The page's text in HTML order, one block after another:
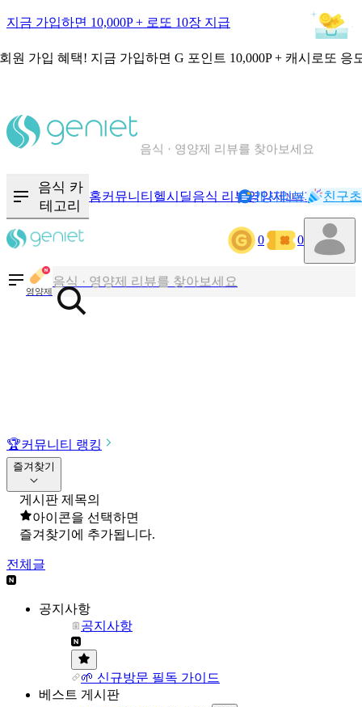
지금 가입하면 10,000P + 로또 10장 지급
원 가입 혜택! 지금 가입하면 G 포인트 10,000P + 캐시로또 응
칼로리와 영양성분을 검색해보세요
음식 카
테고리
홈커뮤니티 헬시딜음식 리뷰영양제NEW기록
캐시리뷰 친구
0 0
영양제
칼로리와 영양성분을 검색해보세요
혈당 · 다이어트 음식 검색해보세요
🏆커뮤니티 랭킹
즐겨찾기
게시판 제목의
아이콘을 선택하면
즐겨찾기에 추가됩니다.
전체글
공지사항
공지사항
🌱 신규방문 필독 가이드
베스트 게시판